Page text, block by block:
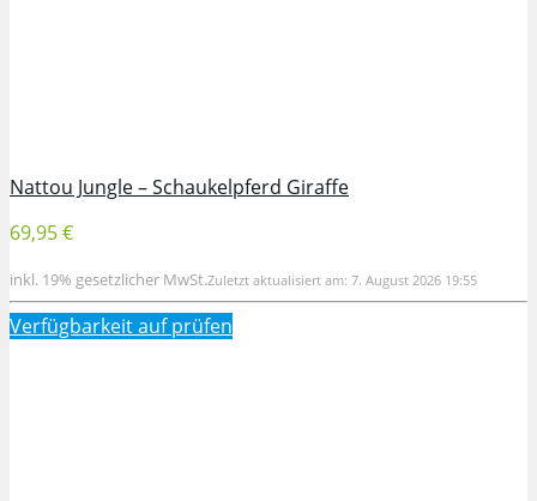
Nattou Jungle – Schaukelpferd Giraffe
69,95 €
inkl. 19% gesetzlicher MwSt.Zuletzt aktualisiert am: 7. August 2026 19:55
Verfügbarkeit aufprüfen